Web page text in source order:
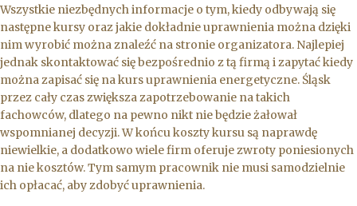
Wszystkie niezbędnych informacje o tym, kiedy odbywają się
następne kursy oraz jakie dokładnie uprawnienia można dzięki
nim wyrobić można znaleźć na stronie organizatora. Najlepiej
jednak skontaktować się bezpośrednio z tą firmą i zapytać kiedy
można zapisać się na kurs uprawnienia energetyczne. Śląsk
przez cały czas zwiększa zapotrzebowanie na takich
fachowców, dlatego na pewno nikt nie będzie żałował
wspomnianej decyzji. W końcu koszty kursu są naprawdę
niewielkie, a dodatkowo wiele firm oferuje zwroty poniesionych
na nie kosztów. Tym samym pracownik nie musi samodzielnie
ich opłacać, aby zdobyć uprawnienia.